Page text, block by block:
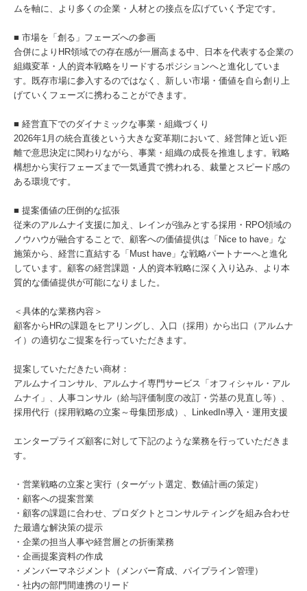
ムを軸に、より多くの企業・人材との接点を広げていく予定です。
■ 市場を「創る」フェーズへの参画
合併によりHR領域での存在感が一層高まる中、日本を代表する企業の
組織変革・人的資本戦略をリードするポジションへと進化していま
す。既存市場に参入するのではなく、新しい市場・価値を自ら創り上
げていくフェーズに携わることができます。
■ 経営直下でのダイナミックな事業・組織づくり
2026年1月の統合直後という大きな変革期において、経営陣と近い距
離で意思決定に関わりながら、事業・組織の成長を推進します。戦略
構想から実行フェーズまで一気通貫で携われる、裁量とスピード感の
ある環境です。
■ 提案価値の圧倒的な拡張
従来のアルムナイ支援に加え、レインが強みとする採用・RPO領域の
ノウハウが融合することで、顧客への価値提供は「Nice to have」な
施策から、経営に直結する「Must have」な戦略パートナーへと進化
しています。顧客の経営課題・人的資本戦略に深く入り込み、より本
質的な価値提供が可能になりました。
＜具体的な業務内容＞
顧客からHRの課題をヒアリングし、入口（採用）から出口（アルムナ
イ）の適切なご提案を行っていただきます。
提案していただきたい商材：
アルムナイコンサル、アルムナイ専門サービス「オフィシャル・アル
ムナイ」、人事コンサル（給与評価制度の改訂・労基の見直し等）、
採用代行（採用戦略の立案～母集団形成）、LinkedIn導入・運用支援
エンタープライズ顧客に対して下記のような業務を行っていただきま
す。
・営業戦略の立案と実行（ターゲット選定、数値計画の策定）
・顧客への提案営業
・顧客の課題に合わせ、プロダクトとコンサルティングを組み合わせ
た最適な解決策の提示
・企業の担当人事や経営層との折衝業務
・企画提案資料の作成
・メンバーマネジメント（メンバー育成、パイプライン管理）
・社内の部門間連携のリード